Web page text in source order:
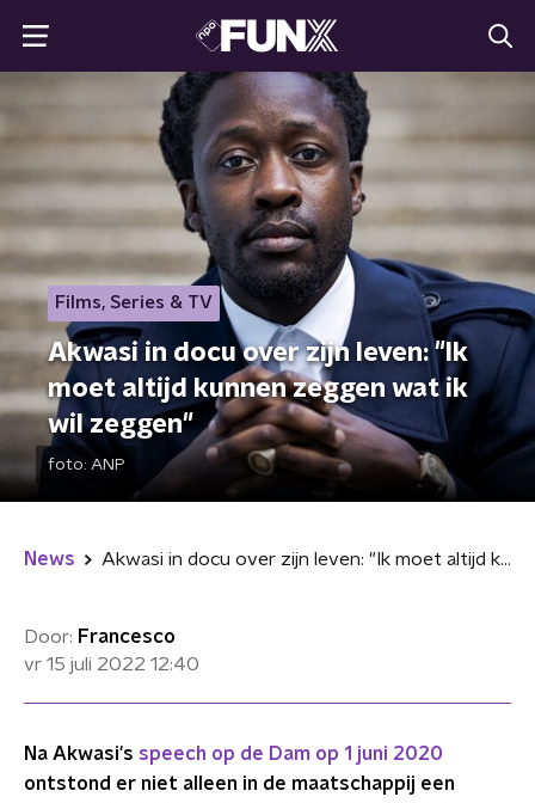
Films, Series & TV
Akwasi in docu over zijn leven: "Ik
moet altijd kunnen zeggen wat ik
wil zeggen"
foto: ANP
News Akwasi in docu over zijn leven: "Ik moet altijd kunnen zeggen wat ik wil zeggen"
Door: Francesco
vr 15 juli 2022 12:40
Na Akwasi's speech op de Dam op 1 juni 2020
ontstond er niet alleen in de maatschappij een